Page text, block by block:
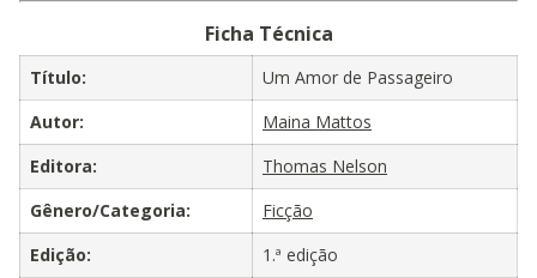
Ficha Técnica
Título:
Um Amor de Passageiro
Autor:
Maina Mattos
Editora:
Thomas Nelson
Gênero/Categoria:
Ficção
Edição:
1.ª edição